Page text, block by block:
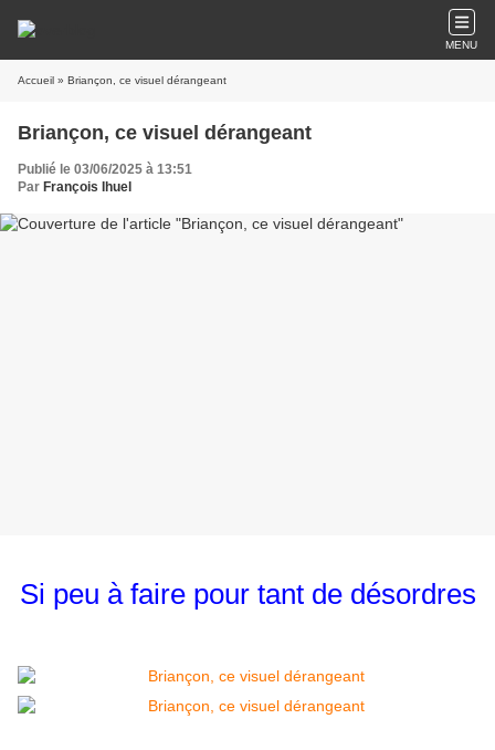
MENU
Accueil » Briançon, ce visuel dérangeant
Briançon, ce visuel dérangeant
Publié le 03/06/2025 à 13:51
Par François Ihuel
Si peu à faire pour tant de désordres